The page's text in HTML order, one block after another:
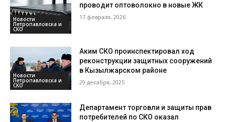
Новости
Петропавловска и
СКО
проводит оптоволокно в новые ЖК
17 февраля, 2026
Новости
Петропавловска и
СКО
Аким СКО проинспектировал ход
реконструкции защитных сооружений
в Кызылжарском районе
29 декабря, 2025
Департамент торговли и защиты прав
потребителей по СКО оказал